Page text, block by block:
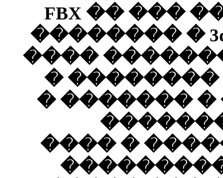
����� �� ��� �FBX �
����
�
--